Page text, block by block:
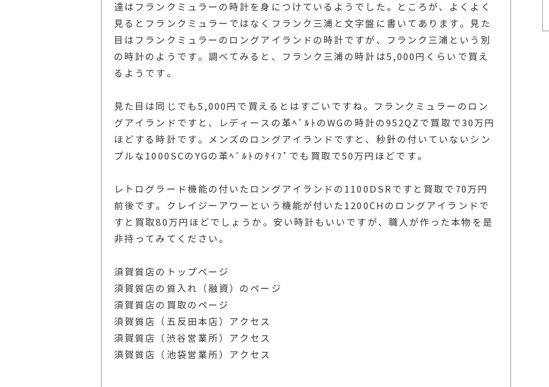
達はフランクミュラーの時計を身につけているようでした。ところが、よくよく
見るとフランクミュラーではなくフランク三浦と文字盤に書いてあります。見た
目はフランクミュラーのロングアイランドの時計ですが、フランク三浦という別
の時計のようです。調べてみると、フランク三浦の時計は5,000円くらいで買え
るようです。
見た目は同じでも5,000円で買えるとはすごいですね。フランクミュラーのロン
グアイランドですと、レディースの革ﾍﾞﾙﾄのWGの時計の952QZで買取で30万円
ほどする時計です。メンズのロングアイランドですと、秒針の付いていないシン
プルな1000SCのYGの革ﾍﾞﾙﾄのﾀｲﾌﾟでも買取で50万円ほどです。
レトログラード機能の付いたロングアイランドの1100DSRですと買取で70万円
前後です。クレイジーアワーという機能が付いた1200CHのロングアイランドで
すと買取80万円ほどでしょうか。安い時計もいいですが、職人が作った本物を是
非持ってみてください。
須賀質店のトップページ
須賀質店の質入れ（融資）のページ
須賀質店の買取のページ
須賀質店（五反田本店）アクセス
須賀質店（渋谷営業所）アクセス
須賀質店（池袋営業所）アクセス